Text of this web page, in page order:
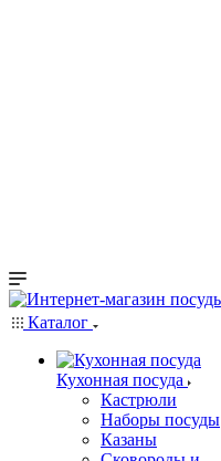
Каталог
Кухонная посуда
Кастрюли
Наборы посуды
Казаны